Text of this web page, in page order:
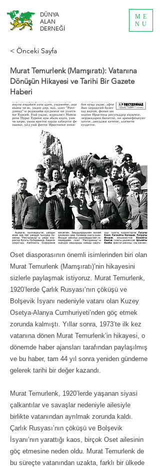
DÜNYA
ALAN
DERNEĞİ
ME
NU
< Önceki Sayfa
Murat Temurlenk (Mamşıratı): Vatanına
Dönüşün Hikayesi ve Tarihi Bir Gazete
Haberi
Oset diasporasının önemli isimlerinden biri olan
Murat Temurlenk (Mamşıratı)’nin hikayesini
sizlerle paylaşmak istiyoruz. Murat Temurlenk,
1920’lerde Çarlık Rusyası’nın çöküşü ve
Bolşevik İsyanı nedeniyle vatanı olan Kuzey
Osetya-Alanya Cumhuriyeti’nden göç etmek
zorunda kalmıştı. Yıllar sonra, 1973’te ilk kez
vatanına dönen Murat Temurlenk’in hikayesi, o
dönemde haber ajansları tarafından paylaşılmış
ve bu haber, tam 44 yıl sonra yeniden gündeme
gelerek tarihi bir değer kazandı.
Murat Temurlenk, 1920’lerde yaşanan siyasi
çalkantılar ve savaşlar nedeniyle ailesiyle
birlikte vatanından ayrılmak zorunda kaldı.
Çarlık Rusyası’nın çöküşü ve Bolşevik
İsyanı’nın yarattığı kaos, birçok Oset ailesinin
göç etmesine neden oldu. Murat Temurlenk de
bu süreçte vatanından uzakta, farklı bir ülkede